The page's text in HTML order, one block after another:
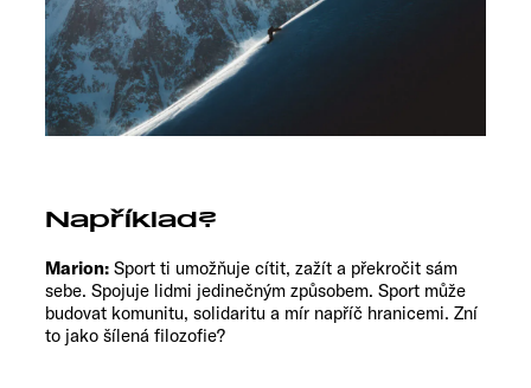
Například?
Marion: Sport ti umožňuje cítit, zažít a překročit sám
sebe. Spojuje lidmi jedinečným způsobem. Sport může
budovat komunitu, solidaritu a mír napříč hranicemi. Zní
to jako šílená filozofie?